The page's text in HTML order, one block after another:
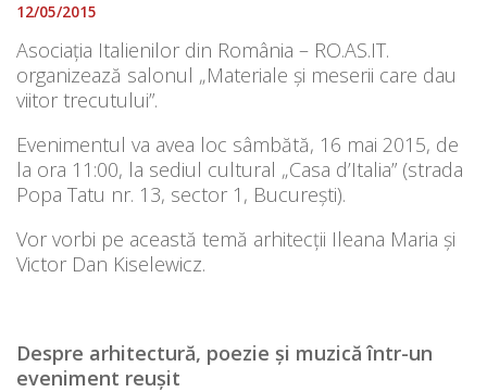
12/05/2015
Asociația Italienilor din România – RO.AS.IT.
organizează salonul „Materiale și meserii care dau
viitor trecutului”.
Evenimentul va avea loc sâmbătă, 16 mai 2015, de
la ora 11:00, la sediul cultural „Casa d’Italia” (strada
Popa Tatu nr. 13, sector 1, București).
Vor vorbi pe această temă arhitecții Ileana Maria și
Victor Dan Kiselewicz.
Despre arhitectură, poezie și muzică într-un
eveniment reușit